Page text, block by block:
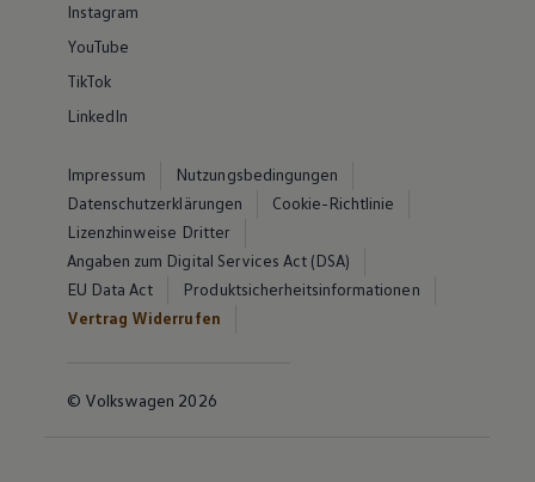
Instagram
YouTube
TikTok
LinkedIn
Impressum
Nutzungsbedingungen
Datenschutzerklärungen
Cookie-Richtlinie
Lizenzhinweise Dritter
Angaben zum Digital Services Act (DSA)
EU Data Act
Produktsicherheitsinformationen
Vertrag Widerrufen
© Volkswagen 2026